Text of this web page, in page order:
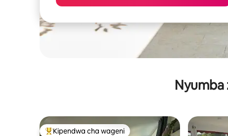
Nyumba
Kipendwa cha wageni